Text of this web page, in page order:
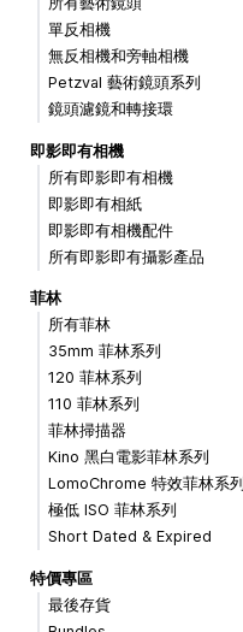
單反相機
無反相機和旁軸相機
Petzval 藝術鏡頭系列
鏡頭濾鏡和轉接環
即影即有相機
所有即影即有相機
即影即有相紙
即影即有相機配件
所有即影即有攝影產品
菲林
所有菲林
35mm 菲林系列
120 菲林系列
110 菲林系列
菲林掃描器
Kino 黑白電影菲林系列
LomoChrome 特效菲林系列
極低 ISO 菲林系列
Short Dated & Expired
特價專區
最後存貨